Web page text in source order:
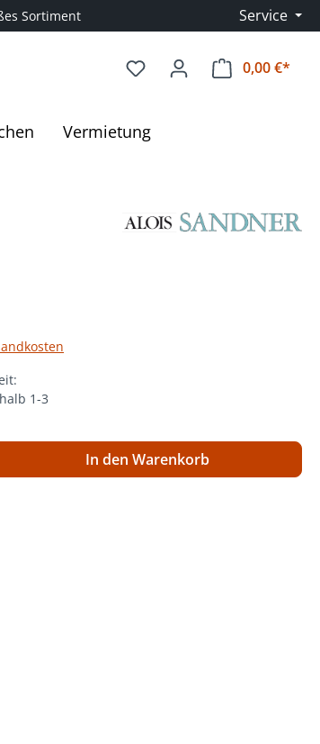
Sortiment Service
0,00 €*
Vermietung
1-3
Gib den gewünschten Wert
In den Warenkorb